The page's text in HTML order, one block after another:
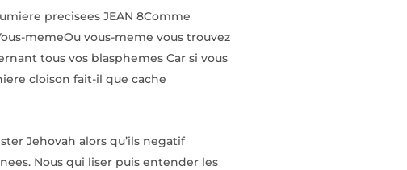
precisees JEAN 8Comme
memeOu vous-meme vous trouvez
tous vos blasphemes Car si vous
cloison fait-il que cache
Jehovah alors qu’ils negatif
Nous qui liser puis entender les